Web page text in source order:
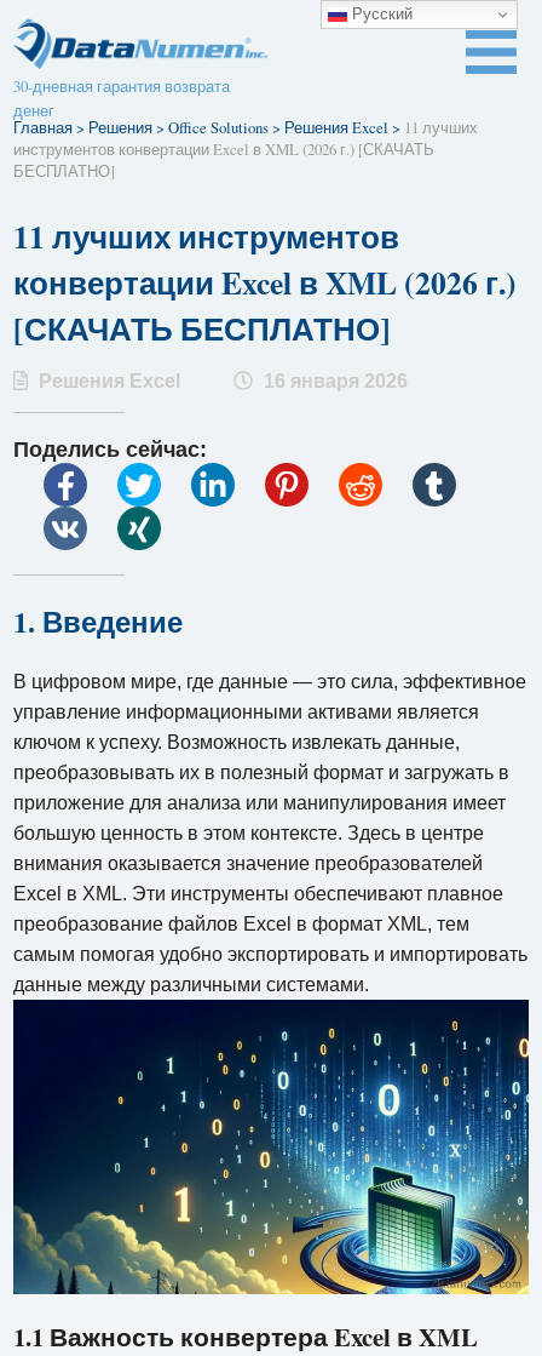
30-дневная гарантия возврата
денег
Главная> Решения>Office Solutions> Решения Excel > 11 лучших
инструментов конвертации Excel в XML (2026 г.) [СКАЧАТЬ
БЕСПЛАТНО]
11 лучших инструментов
конвертации Excel в XML (2026 г.)
[СКАЧАТЬ БЕСПЛАТНО]
Решения Excel 16 января 2026
Поделись сейчас:
1. Введение
В цифровом мире, где данные — это сила, эффективное
управление информационными активами является
ключом к успеху. Возможность извлекать данные,
преобразовывать их в полезный формат и загружать в
приложение для анализа или манипулирования имеет
большую ценность в этом контексте. Здесь в центре
внимания оказывается значение преобразователей
Excel в XML. Эти инструменты обеспечивают плавное
преобразование файлов Excel в формат XML, тем
самым помогая удобно экспортировать и импортировать
данные между различными системами.
1.1 Важность конвертера Excel в XML
Русский